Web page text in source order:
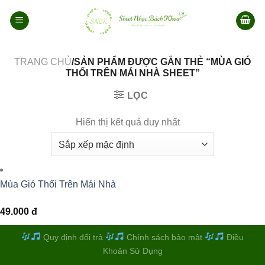
qua
TRANG CHỦ/SẢN PHẨM ĐƯỢC GẮN THẺ “MÙA GIÓ
THỔI TRÊN MÁI NHÀ SHEET”
LỌC
Hiển thị kết quả duy nhất
Mùa Gió Thổi Trên Mái Nhà
49.000 đ
Quy định đổi trả Chính sách bảo mật
Điều
Khoản Sử Dụng